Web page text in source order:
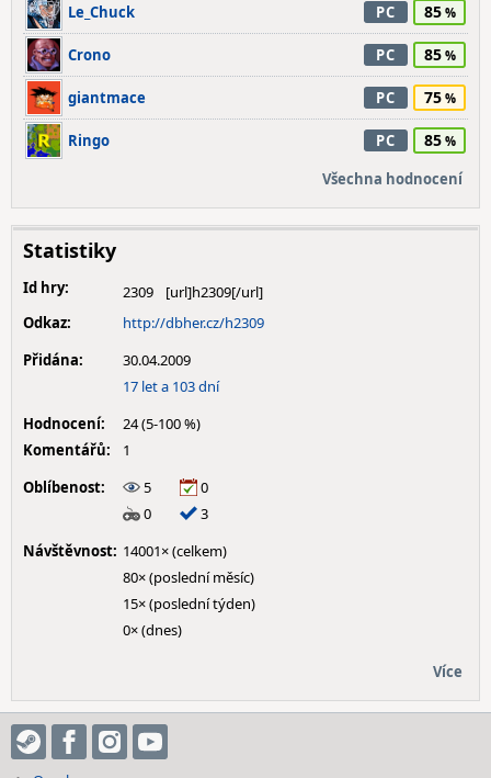
Le_Chuck PC 85
Crono PC 85
giantmace PC 75
Ringo PC 85
Všechna hodnocení
Statistiky
Id hry:
2309
Odkaz:
http://dbher.cz/h2309
Přidána:
30.04.2009
17 let a 103 dní
Hodnocení:
24 (5-100 %)
Komentářů:
1
Oblíbenost:
5
0
0
3
Návštěvnost: 14001× (celkem)
80× (poslední měsíc)
15× (poslední týden)
0× (dnes)
Více